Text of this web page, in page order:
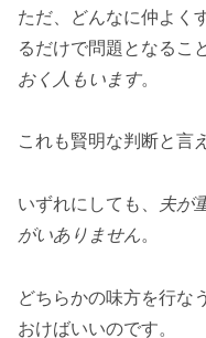
ただ、どんなに仲よく
るだけで問題となるこ
おく人もいます。
これも賢明な判断と言
いずれにしても、
夫が
がいありません。
どちらかの味方を行な
おけばいいのです。